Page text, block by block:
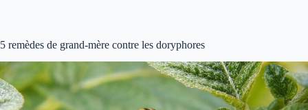
5 remèdes de grand-mère contre les doryphores